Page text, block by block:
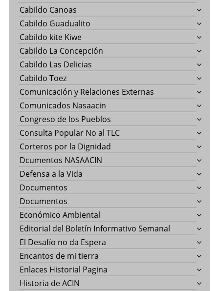
Cabildo Canoas
Cabildo Guadualito
Cabildo kite Kiwe
Cabildo La Concepción
Cabildo Las Delicias
Cabildo Toez
Comunicación y Relaciones Externas
Comunicados Nasaacin
Congreso de los Pueblos
Consulta Popular No al TLC
Corteros por la Dignidad
Dcumentos NASAACIN
Defensa a la Vida
Documentos
Documentos
Económico Ambiental
Editorial del Boletín Informativo Semanal
El Desafío no da Espera
Encantos de mi tierra
Enlaces Historial Pagina
Historia de ACIN